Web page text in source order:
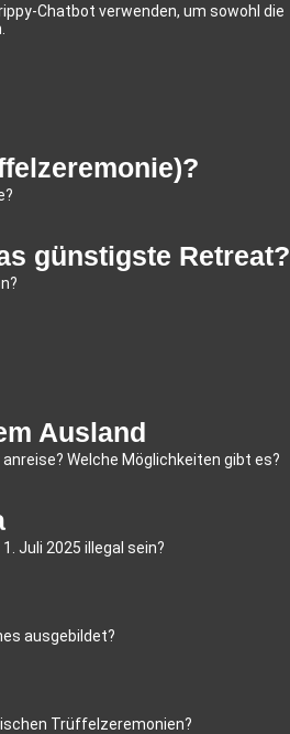
Chatbot verwenden, um sowohl die
günstigste Retreat?
Ausland
Welche Möglichkeiten gibt es?
Juli 2025 illegal sein?
ausgebildet?
Trüffelzeremonien?